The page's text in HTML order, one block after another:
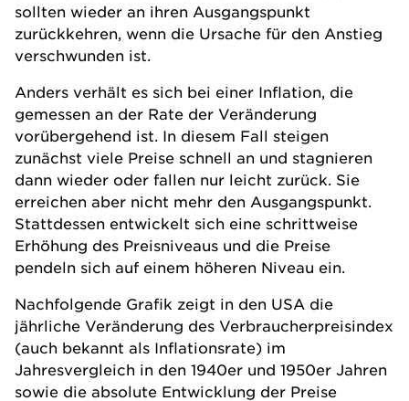
sollten wieder an ihren Ausgangspunkt
zurückkehren, wenn die Ursache für den Anstieg
verschwunden ist.
Anders verhält es sich bei einer Inflation, die
gemessen an der Rate der Veränderung
vorübergehend ist. In diesem Fall steigen
zunächst viele Preise schnell an und stagnieren
dann wieder oder fallen nur leicht zurück. Sie
erreichen aber nicht mehr den Ausgangspunkt.
Stattdessen entwickelt sich eine schrittweise
Erhöhung des Preisniveaus und die Preise
pendeln sich auf einem höheren Niveau ein.
Nachfolgende Grafik zeigt in den USA die
jährliche Veränderung des Verbraucherpreisindex
(auch bekannt als Inflationsrate) im
Jahresvergleich in den 1940er und 1950er Jahren
sowie die absolute Entwicklung der Preise